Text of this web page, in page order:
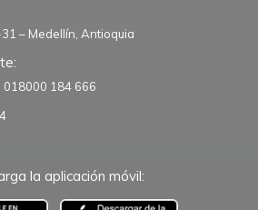
– Medellín, Antioquia
018000 184 666
la aplicación móvil: